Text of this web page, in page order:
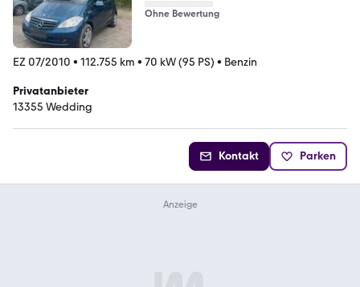
Ohne Bewertung
EZ 07/2010 • 112.755 km • 70 kW (95 PS) • Benzin
Privatanbieter
13355 Wedding
Kontakt Parken